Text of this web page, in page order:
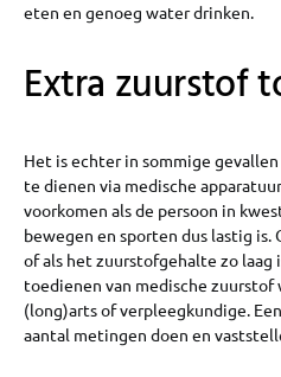
eten en genoeg water drinken.
Extra zuurstof
Het is echter in sommige
te dienen via medische
voorkomen als de persoon in
bewegen en sporten dus lastig
of als het zuurstofgehalte zo
toedienen van medische
(long)arts of verpleegkundige.
aantal metingen doen en